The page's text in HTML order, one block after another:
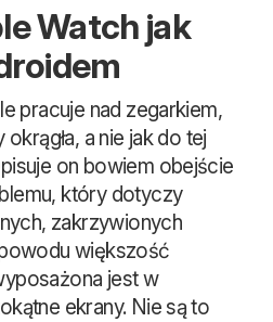
Watch jak
pracuje nad zegarkiem,
a nie jak do tej
on bowiem obejście
który dotyczy
zakrzywionych
większość
jest w
ekrany. Nie są to